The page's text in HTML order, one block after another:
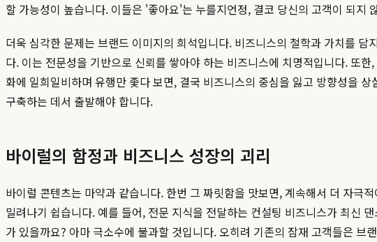
할 가능성이 높습니다. 이들은 '좋아요'는 누를지언정, 결코 당신의 고객이 되
더욱 심각한 문제는 브랜드 이미지의 희석입니다. 비즈니스의 철학과 가치를
다. 이는 전문성을 기반으로 신뢰를 쌓아야 하는 비즈니스에 치명적입니다. 또
화에 일희일비하며 유행만 좇다 보면, 결국 비즈니스의 중심을 잃고 방향성을 상
구축하는 데서 출발해야 합니다.
바이럴의 함정과 비즈니스 성장의 괴리
바이럴 콘텐츠는 마약과 같습니다. 한번 그 짜릿함을 맛보면, 계속해서 더 자극
밀려나기 쉽습니다. 예를 들어, 전문 지식을 전달하는 컨설팅 비즈니스가 최신
가 있을까요? 아마 극소수에 불과할 것입니다. 오히려 기존의 잠재 고객들은